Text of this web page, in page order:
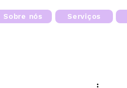
Sobre nós Serviços